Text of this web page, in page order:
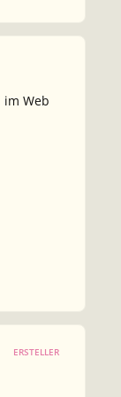
Web
ERSTELLER